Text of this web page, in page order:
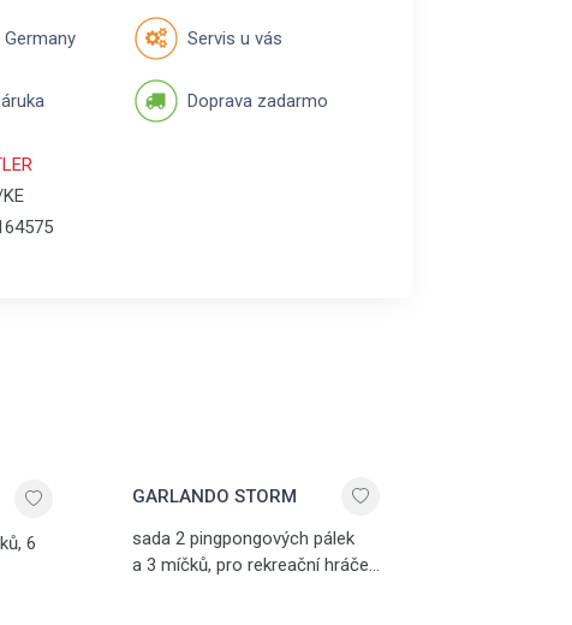
Servis u vás
Doprava zadarmo
6
GARLANDO STORM
sada 2 pingpongových pálek
a 3 míčků, pro rekreační hráče,